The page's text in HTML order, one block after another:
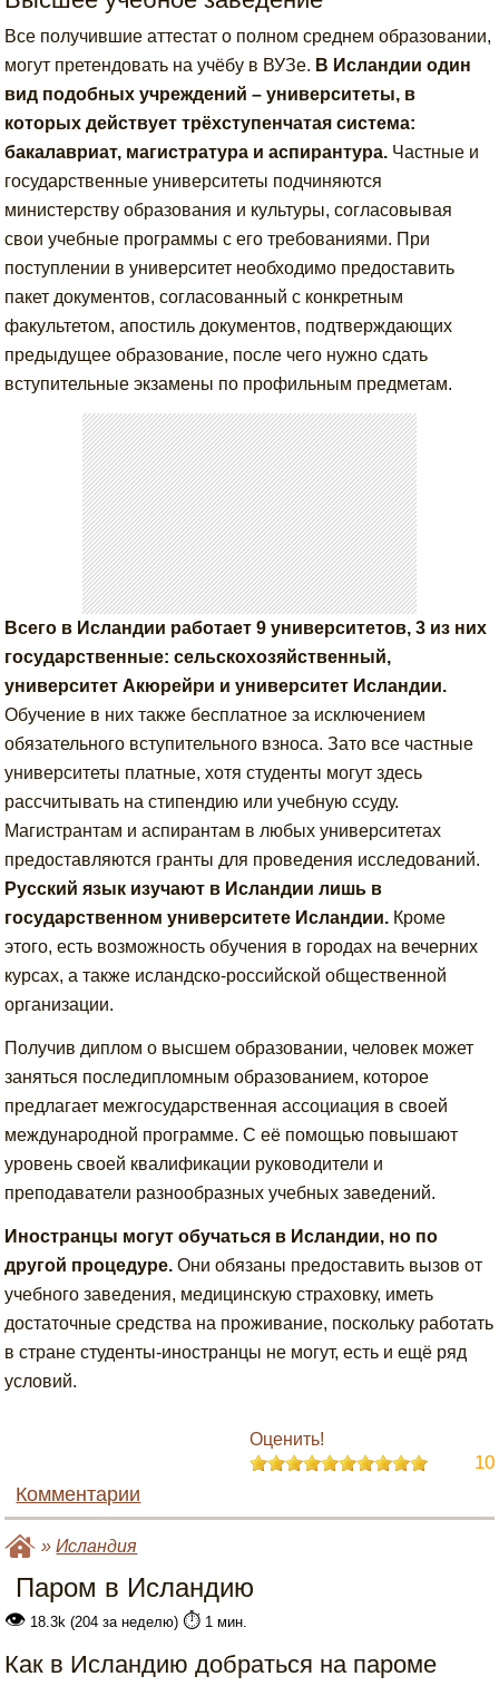
Все получившие аттестат о полном среднем образовании,
могут претендовать на учёбу в ВУЗе. В Исландии один
вид подобных учреждений – университеты, в
которых действует трёхступенчатая система:
бакалавриат, магистратура и аспирантура. Частные и
государственные университеты подчиняются
министерству образования и культуры, согласовывая
свои учебные программы с его требованиями. При
поступлении в университет необходимо предоставить
пакет документов, согласованный с конкретным
факультетом, апостиль документов, подтверждающих
предыдущее образование, после чего нужно сдать
вступительные экзамены по профильным предметам.
Всего в Исландии работает 9 университетов, 3 из них
государственные: сельскохозяйственный,
университет Акюрейри и университет Исландии.
Обучение в них также бесплатное за исключением
обязательного вступительного взноса. Зато все частные
университеты платные, хотя студенты могут здесь
рассчитывать на стипендию или учебную ссуду.
Магистрантам и аспирантам в любых университетах
предоставляются гранты для проведения исследований.
Русский язык изучают в Исландии лишь в
государственном университете Исландии. Кроме
этого, есть возможность обучения в городах на вечерних
курсах, а также исландско-российской общественной
организации.
Получив диплом о высшем образовании, человек может
заняться последипломным образованием, которое
предлагает межгосударственная ассоциация в своей
международной программе. С её помощью повышают
уровень своей квалификации руководители и
преподаватели разнообразных учебных заведений.
Иностранцы могут обучаться в Исландии, но по
другой процедуре. Они обязаны предоставить вызов от
учебного заведения, медицинскую страховку, иметь
достаточные средства на проживание, поскольку работать
в стране студенты-иностранцы не могут, есть и ещё ряд
условий.
Оценить!
10
Комментарии
»Исландия
Паром в Исландию
👁 18.3k (204 за неделю) ⏱️ 1 мин.
Как в Исландию добраться на пароме